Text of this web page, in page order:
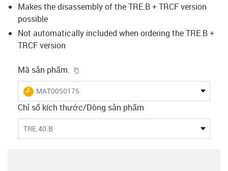
Makes the disassembly of the TRE.B + TRCF version
possible
Not automatically included when ordering the TRE.B +
TRCF version
Mã sản phẩm.
igus-icon-lieferzeit
MAT0050175
Chỉ số kích thước/Dòng sản phẩm
TRE.40.B